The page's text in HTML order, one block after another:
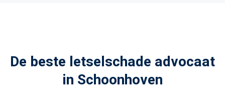
De beste letselschade advocaat
in Schoonhoven